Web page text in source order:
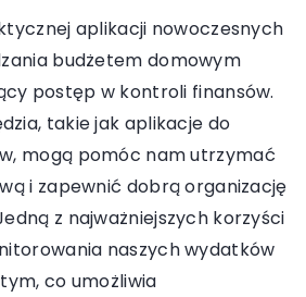
aplikacji nowoczesnych
budżetem domowym
postęp w kontroli finansów.
takie jak aplikacje do
mogą pomóc nam utrzymać
i zapewnić dobrą organizację
z najważniejszych korzyści
naszych wydatków
co umożliwia